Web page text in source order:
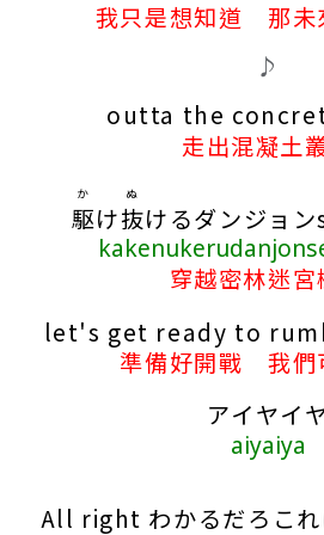
我只是想知道 那未
♪
outta the
走出混凝土
駆
か
け抜
ぬ
けるダンジョ
穿越密林迷宮
let's get ready to
準備好開戰 我們
アイヤイ
aiyaiya
All right わかるだろこれ